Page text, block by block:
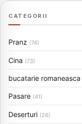
CATEGORII
Pranz (74)
Cina (73)
bucatarie romaneasca
Pasare (41)
Deserturi (26)